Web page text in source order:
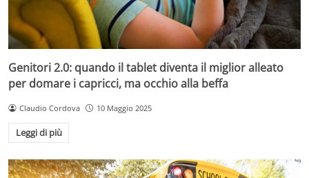
Genitori 2.0: quando il tablet diventa il miglior alleato
per domare i capricci, ma occhio alla beffa
Claudio Cordova 10 Maggio 2025
Leggi di più